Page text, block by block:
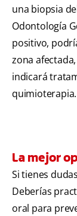
una biopsia
Odontología
positivo,
zona
indicará
quimioterapia.
La mejor
Si tienes
Deberías
oral para